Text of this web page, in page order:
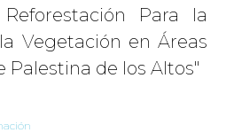
Para la
Vegetación en Áreas
Palestina de los Altos"